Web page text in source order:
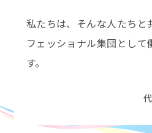
私たちは、そんな人たちと
フェッショナル集団として
す。